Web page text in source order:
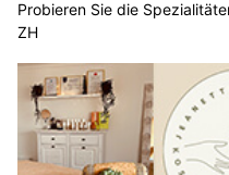
Probieren Sie die
ZH